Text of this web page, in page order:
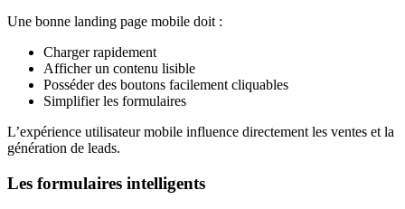
Une bonne landing page mobile doit :
Charger rapidement
Afficher un contenu lisible
Posséder des boutons facilement cliquables
Simplifier les formulaires
L’expérience utilisateur mobile influence directement les ventes et la
génération de leads.
Les formulaires intelligents